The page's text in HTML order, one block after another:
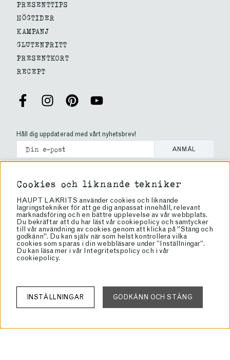
PRESENTTIPS
HÖGTIDER
KAMPANJ
GLUTENFRITT
PRESENTKORT
RECEPT
Håll dig uppdaterad med vårt nyhetsbrev!
ANMÄL
Cookies
Vanliga frågor
Brand Ambassador
Bli återförsäljare
Butiker
Om lakrits
Haupt Lakrits
Rörvägen 60
info@lakrits.se
Cookies och liknande tekniker
HAUPT LAKRITS använder cookies och liknande
lagringstekniker för att ge dig anpassat innehåll, relevant
marknadsföring och en bättre upplevelse av vår webbplats.
Du bekräftar att du har läst vår cookiepolicy och samtycker
till vår användning av cookies genom att klicka på "Stäng och
godkänn". Du kan själv när som helst kontrollera vilka
cookies som sparas i din webbläsare under ”Inställningar”.
Du kan läsa mer i vår Integritetspolicy och i vår
cookiepolicy.
INSTÄLLNINGAR GODKÄNN OCH STÄNG